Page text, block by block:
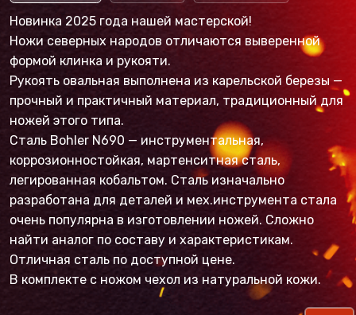
Новинка 2025 года нашей мастерской!
Ножи северных народов отличаются выверенной
формой клинка и рукояти.
Рукоять овальная выполнена из карельской березы —
прочный и практичный материал, традиционный для
ножей этого типа.
Сталь Bohler N690 — инструментальная,
коррозионностойкая, мартенситная сталь,
легированная кобальтом. Сталь изначально
разработана для деталей и мех.инструмента стала
очень популярна в изготовлении ножей. Сложно
найти аналог по составу и характеристикам.
Отличная сталь по доступной цене.
В комплекте с ножом чехол из натуральной кожи.